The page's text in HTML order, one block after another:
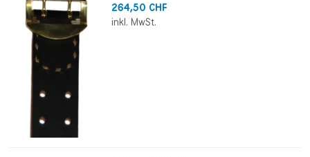
264,50 CHF
inkl. MwSt.